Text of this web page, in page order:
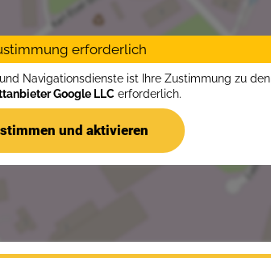
erforderlich
Navigationsdienste ist Ihre Zustimmung zu den
Google LLC erforderlich.
und aktivieren